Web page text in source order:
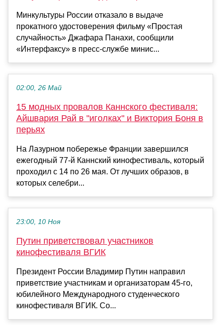
Минкультуры России отказало в выдаче
прокатного удостоверения фильму «Простая
случайность» Джафара Панахи, сообщили
«Интерфаксу» в пресс-службе минис...
02:00, 26 Май
15 модных провалов Каннского фестиваля:
Айшвария Рай в "иголках" и Виктория Боня в
перьях
На Лазурном побережье Франции завершился
ежегодный 77-й Каннский кинофестиваль, который
проходил с 14 по 26 мая. От лучших образов, в
которых селебри...
23:00, 10 Ноя
Путин приветствовал участников
кинофестиваля ВГИК
Президент России Владимир Путин направил
приветствие участникам и организаторам 45-го,
юбилейного Международного студенческого
кинофестиваля ВГИК. Со...